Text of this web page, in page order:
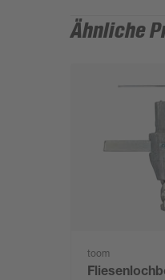
Ähnliche
toom